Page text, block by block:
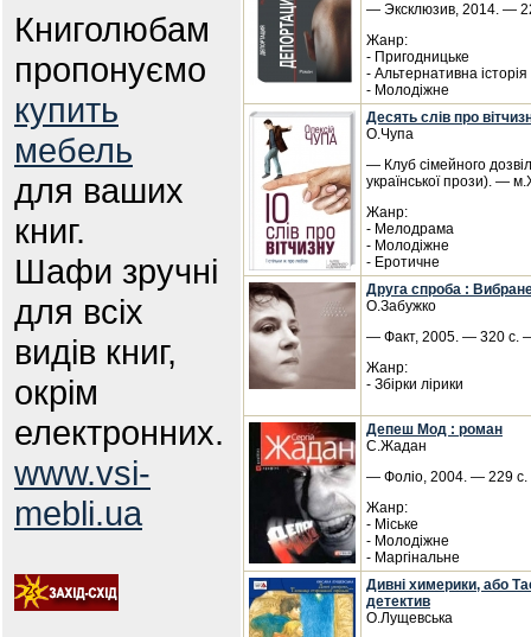
Книголюбам
пропонуємо
купить
мебель
для ваших
книг.
Шафи зручні
для всіх
видів книг,
окрім
електронних.
www.vsi-
mebli.ua
— Эксклюзив, 2014. —
Жанр:
- Пригодницьке
- Альтернативна історія
- Молодіжне
Десять слів про
О.Чупа
— Клуб сімейного
української прози). —
Жанр:
- Мелодрама
- Молодіжне
- Еротичне
Друга спроба :
О.Забужко
— Факт, 2005. — 320 с.
Жанр:
- Збірки лірики
Депеш Мод : роман
С.Жадан
— Фоліо, 2004. — 229 с.
Жанр:
- Міське
- Молодіжне
- Маргінальне
Дивні химерики, або
детектив
О.Лущевська